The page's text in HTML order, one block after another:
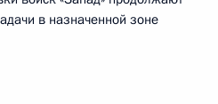
в назначенной зоне